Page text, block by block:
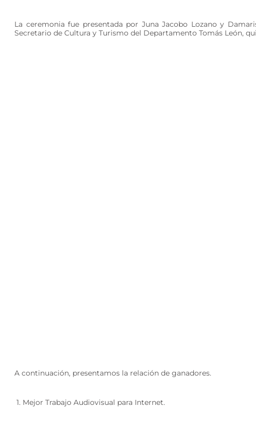
La ceremonia fue presentada por Juna Jacobo Lozano y
Secretario de Cultura y Turismo del Departamento Tomás León,
A continuación, presentamos la relación de ganadores.
1. Mejor Trabajo Audiovisual para Internet.